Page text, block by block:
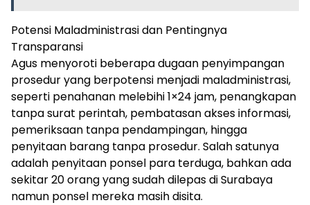
Potensi Maladministrasi dan Pentingnya
Transparansi
Agus menyoroti beberapa dugaan penyimpangan
prosedur yang berpotensi menjadi maladministrasi,
seperti penahanan melebihi 1×24 jam, penangkapan
tanpa surat perintah, pembatasan akses informasi,
pemeriksaan tanpa pendampingan, hingga
penyitaan barang tanpa prosedur. Salah satunya
adalah penyitaan ponsel para terduga, bahkan ada
sekitar 20 orang yang sudah dilepas di Surabaya
namun ponsel mereka masih disita.